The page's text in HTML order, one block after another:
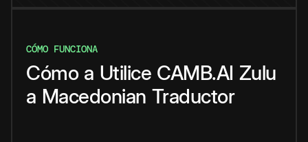
CÓMO FUNCIONA
Cómo a Utilice CAMB.AI Zulu
a Macedonian Traductor